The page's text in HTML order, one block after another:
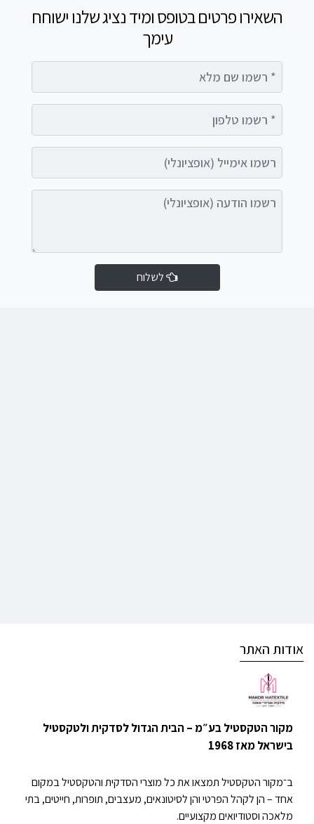
השאירו פרטים בטופס ומיד נציג שלנו ישוחח
עימך
רשמו הודעה (אופציונלי)
לשלוח
אודות האתר
מקור הטקסטיל בע״מ – הבית הגדול לסדקית ולטקסטיל
בישראל מאז 1968
ב־מקור הטקסטיל תמצאו את כל מוצרי הסדקית והטקסטיל במקום
אחד – הן לקהל הפרטי והן לסיטונאים, מעצבים, תופרות, חייטים, בתי
מלאכה וסטודיואים מקצועיים.